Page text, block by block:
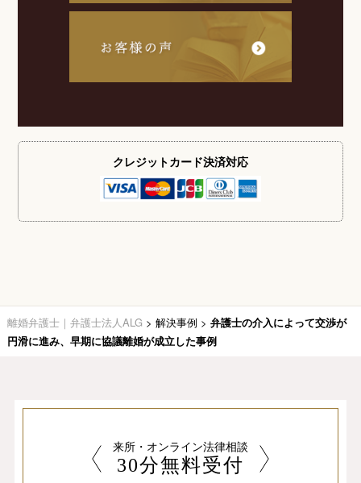
クレジットカード決済対応
離婚弁護士｜弁護士法人ALG > 解決事例 > 弁護士の介入によって交渉が
円滑に進み、早期に協議離婚が成立した事例
来所・オンライン法律相談
30分無料受付